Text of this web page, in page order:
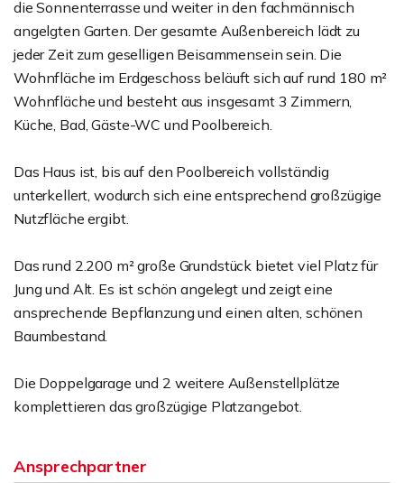
die Sonnenterrasse und weiter in den fachmännisch
angelgten Garten. Der gesamte Außenbereich lädt zu
jeder Zeit zum geselligen Beisammensein sein. Die
Wohnfläche im Erdgeschoss beläuft sich auf rund 180 m²
Wohnfläche und besteht aus insgesamt 3 Zimmern,
Küche, Bad, Gäste-WC und Poolbereich.
Das Haus ist, bis auf den Poolbereich vollständig
unterkellert, wodurch sich eine entsprechend großzügige
Nutzfläche ergibt.
Das rund 2.200 m² große Grundstück bietet viel Platz für
Jung und Alt. Es ist schön angelegt und zeigt eine
ansprechende Bepflanzung und einen alten, schönen
Baumbestand.
Die Doppelgarage und 2 weitere Außenstellplätze
komplettieren das großzügige Platzangebot.
Ansprechpartner